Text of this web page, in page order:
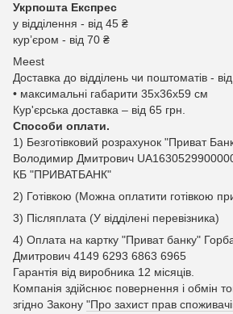
Укрпошта Експрес
у відділення - від 45 ₴
курʼєром - від 70 ₴
Meest
Доставка до відділень чи поштоматів -
• максимальні габарити 35x36x59 см
Кур'єрська доставка – від 65 грн.
Способи оплати.
1) Безготівковий розрахунок "Приват
Володимир Дмитрович
КБ "ПРИВАТБАНК"
2) Готівкою (Можна оплатити готівкою
3) Післяплата (У відділені перевізника)
4) Оплата на картку "Приват банку"
Дмитрович 4149 6293 6863 6965
Гарантія від виробника 12 місяців.
Компанія здійснює повернення і обмін
згідно Закону "Про захист прав